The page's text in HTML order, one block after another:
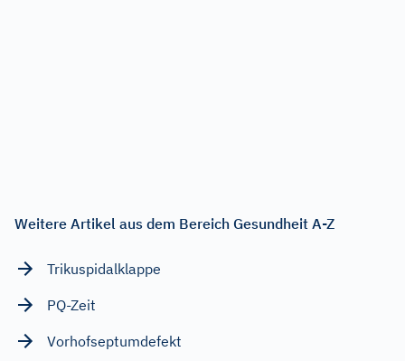
Weitere Artikel aus dem Bereich Gesundheit A-Z
Trikuspidalklappe
PQ-Zeit
Vorhofseptumdefekt